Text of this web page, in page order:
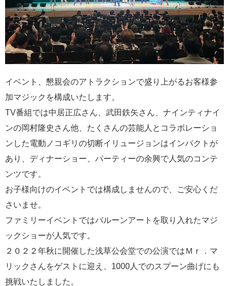
イベント、懇親会のアトラクションで盛り上がるお客様参
加マジックを構成いたします。
TV番組では中居正広さん、武田鉄矢さん、ナインティナイ
ンの岡村隆史さん他、たくさんの芸能人とコラボレーショ
ンした電動ノコギリの切断イリュージョンはインパクトが
あり、ディナーショー、パーティーの余興で人気のコンテ
ンツです。
お子様向けのイベントでは構成しませんので、ご安心くだ
さいませ。
ファミリーイベントではバルーンアートを取り入れたマジ
ックショーが人気です。
２０２２年秋に開催した浅草公会堂での公演ではＭｒ．マ
リックさんをゲストに迎え、1000人でのスプーン曲げにも
挑戦いたしました。